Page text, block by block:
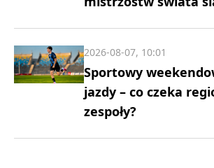
Sportowy
jazdy – co czeka
zespoły?
2026-08-07, 10:01